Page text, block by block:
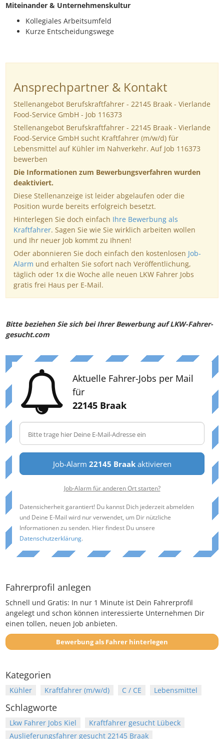
Miteinander & Unternehmenskultur
Kollegiales Arbeitsumfeld
Kurze Entscheidungswege
Ansprechpartner & Kontakt
Stellenangebot Berufskraftfahrer - 22145 Braak - Vierlande
Food-Service GmbH - Job 116373
Stellenangebot Berufskraftfahrer - 22145 Braak - Vierlande
Food-Service GmbH sucht Kraftfahrer (m/w/d) für
Lebensmittel auf Kühler im Nahverkehr. Auf Job 116373
bewerben
Die Informationen zum Bewerbungsverfahren wurden
deaktiviert.
Diese Stellenanzeige ist leider abgelaufen oder die
Position wurde bereits erfolgreich besetzt.
Hinterlegen Sie doch einfach Ihre Bewerbung als
Kraftfahrer. Sagen Sie wie Sie wirklich arbeiten wollen
und Ihr neuer Job kommt zu Ihnen!
Oder abonnieren Sie doch einfach den kostenlosen Job-
Alarm und erhalten Sie sofort nach Veröffentlichung,
täglich oder 1x die Woche alle neuen LKW Fahrer Jobs
gratis frei Haus per E-Mail.
Bitte beziehen Sie sich bei Ihrer Bewerbung auf LKW-Fahrer-
gesucht.com
Aktuelle Fahrer-Jobs per Mail
für
22145 Braak
Job-Alarm 22145 Braakaktivieren
Job-Alarm für anderen Ort starten?
Datensicherheit garantiert! Du kannst Dich jederzeit abmelden
und Deine E-Mail wird nur verwendet, um Dir nützliche
Informationen zu senden. Hier findest Du unsere
Datenschutzerklärung.
Fahrerprofil anlegen
Schnell und Gratis: In nur 1 Minute ist Dein Fahrerprofil
angelegt und schon können interessierte Unternehmen Dir
einen tollen, neuen Job anbieten.
Bewerbung als Fahrer hinterlegen
Kategorien
Kühler Kraftfahrer (m/w/d) C / CE Lebensmittel
Schlagworte
Lkw Fahrer Jobs Kiel
Kraftfahrer gesucht Lübeck
Auslieferungsfahrer gesucht 22145 Braak